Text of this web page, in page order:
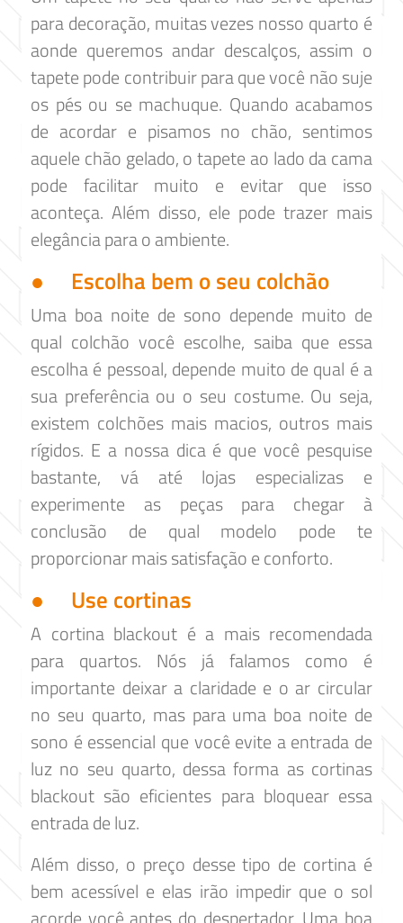
para decoração, muitas vezes nosso quarto é
aonde queremos andar descalços, assim o
tapete pode contribuir para que você não suje
os pés ou se machuque. Quando acabamos
de acordar e pisamos no chão, sentimos
aquele chão gelado, o tapete ao lado da cama
pode facilitar muito e evitar que isso
aconteça. Além disso, ele pode trazer mais
elegância para o ambiente.
● Escolha bem o seu colchão
Uma boa noite de sono depende muito de
qual colchão você escolhe, saiba que essa
escolha é pessoal, depende muito de qual é a
sua preferência ou o seu costume. Ou seja,
existem colchões mais macios, outros mais
rígidos. E a nossa dica é que você pesquise
bastante, vá até lojas especializas e
experimente as peças para chegar à
conclusão de qual modelo pode te
proporcionar mais satisfação e conforto.
● Use cortinas
A cortina blackout é a mais recomendada
para quartos. Nós já falamos como é
importante deixar a claridade e o ar circular
no seu quarto, mas para uma boa noite de
sono é essencial que você evite a entrada de
luz no seu quarto, dessa forma as cortinas
blackout são eficientes para bloquear essa
entrada de luz.
Além disso, o preço desse tipo de cortina é
bem acessível e elas irão impedir que o sol